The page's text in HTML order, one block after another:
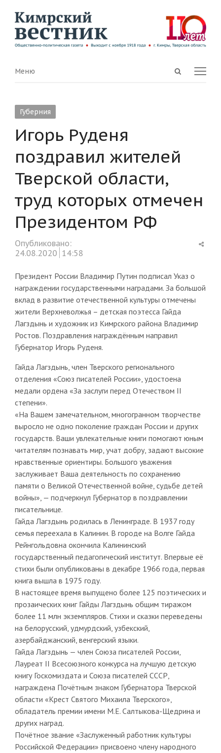
Open
Menu
Меню
Губерния
Игорь Руденя
поздравил жителей
Тверской области,
труд которых отмечен
Президентом РФ
Опубликовано:
24.08.2020 14:58
Президент России Владимир Путин подписал Указ о
награждении государственными наградами. За большой
вклад в развитие отечественной культуры отмечены
жители Верхневолжья – детская поэтесса Гайда
Лагздынь и художник из Кимрского района Владимир
Ростов. Поздравления награждённым направил
Губернатор Игорь Руденя.
Гайда Лагздынь, член Тверского регионального
отделения «Союз писателей России», удостоена
медали ордена «За заслуги перед Отечеством II
степени».
«На Вашем замечательном, многогранном творчестве
выросло не одно поколение граждан России и других
государств. Ваши увлекательные книги помогают юным
читателям познавать мир, учат добру, задают высокие
нравственные ориентиры. Большого уважения
заслуживает Ваша деятельность по сохранению
памяти о Великой Отечественной войне, судьбе детей
войны», — подчеркнул Губернатор в поздравлении
писательнице.
Гайда Лагздынь родилась в Ленинграде. В 1937 году
семья переехала в Калинин. В городе на Волге Гайда
Рейнгольдовна окончила Калининский
государственный педагогический институт. Впервые её
стихи были опубликованы в декабре 1966 года, первая
книга вышла в 1975 году.
В настоящее время выпущено более 125 поэтических и
прозаических книг Гайды Лагздынь общим тиражом
более 11 млн экземпляров. Стихи и сказки переведены
на белорусский, удмурдский, узбекский,
азербайджанский, венгерский языки.
Гайда Лагздынь — член Союза писателей России,
Лауреат II Всесоюзного конкурса на лучшую детскую
книгу Госкомиздата и Союза писателей СССР,
награждена Почётным знаком Губернатора Тверской
области «Крест Святого Михаила Тверского»,
обладатель премии имени М.Е. Салтыкова-Щедрина и
других наград.
Почётное звание «Заслуженный работник культуры
Российской Федерации» присвоено члену народного